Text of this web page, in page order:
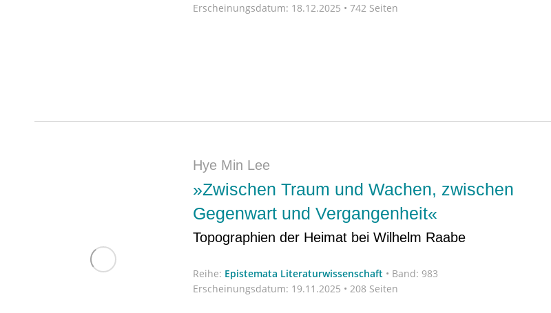
Erscheinungsdatum: 18.12.2025 • 742 Seiten
Hye Min Lee
»Zwischen Traum und Wachen, zwischen
Gegenwart und Vergangenheit«
Topographien der Heimat bei Wilhelm Raabe
Reihe: Epistemata Literaturwissenschaft • Band: 983
Erscheinungsdatum: 19.11.2025 • 208 Seiten